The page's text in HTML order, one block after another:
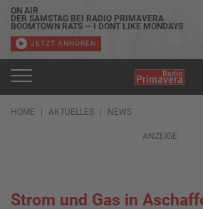
ON AIR
DER SAMSTAG BEI RADIO PRIMAVERA
BOOMTOWN RATS — I DONT LIKE MONDAYS
JETZT ANHÖREN
HOME AKTUELLES NEWS
ANZEIGE
Strom und Gas in